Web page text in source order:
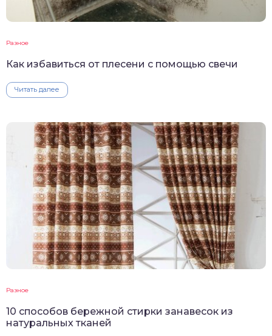
Разное
Как избавиться от плесени с помощью свечи
Читать далее
Разное
10 способов бережной стирки занавесок из
натуральных тканей